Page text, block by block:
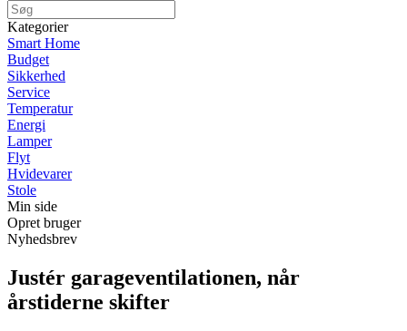
Kategorier
Smart Home
Budget
Sikkerhed
Service
Temperatur
Energi
Lamper
Flyt
Hvidevarer
Stole
Min side
Opret bruger
Nyhedsbrev
Justér garageventilationen, når
årstiderne skifter